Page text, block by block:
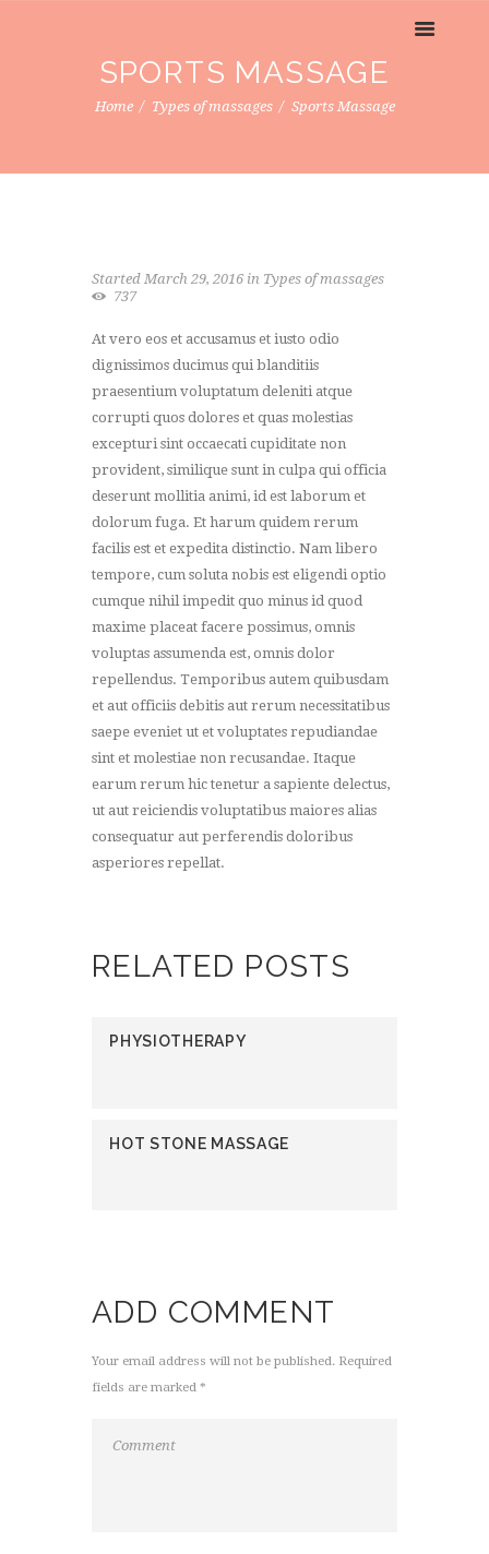
SPORTS MASSAGE
Home Types of massages Sports Massage
Started March 29, 2016 in Types of massages
737
At vero eos et accusamus et iusto odio
dignissimos ducimus qui blanditiis
praesentium voluptatum deleniti atque
corrupti quos dolores et quas molestias
excepturi sint occaecati cupiditate non
provident, similique sunt in culpa qui officia
deserunt mollitia animi, id est laborum et
dolorum fuga. Et harum quidem rerum
facilis est et expedita distinctio. Nam libero
tempore, cum soluta nobis est eligendi optio
cumque nihil impedit quo minus id quod
maxime placeat facere possimus, omnis
voluptas assumenda est, omnis dolor
repellendus. Temporibus autem quibusdam
et aut officiis debitis aut rerum necessitatibus
saepe eveniet ut et voluptates repudiandae
sint et molestiae non recusandae. Itaque
earum rerum hic tenetur a sapiente delectus,
ut aut reiciendis voluptatibus maiores alias
consequatur aut perferendis doloribus
asperiores repellat.
RELATED POSTS
PHYSIOTHERAPY
HOT STONE MASSAGE
ADD COMMENT
Your email address will not be published. Required
fields are marked *